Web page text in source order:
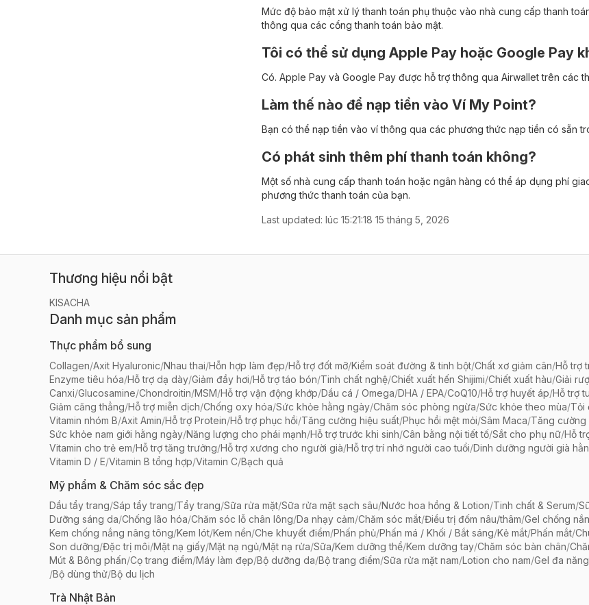
Mức độ bảo mật xử lý thanh toán phụ thuộc vào nhà cung cấp thanh
thông qua các cổng thanh toán bảo mật.
Tôi có thể sử dụng Apple Pay hoặc Google Pay
Có. Apple Pay và Google Pay được hỗ trợ thông qua Airwallet trên các
Làm thế nào để nạp tiền vào Ví My Point?
Bạn có thể nạp tiền vào ví thông qua các phương thức nạp tiền có sẵn
Có phát sinh thêm phí thanh toán không?
Một số nhà cung cấp thanh toán hoặc ngân hàng có thể áp dụng phí
phương thức thanh toán của bạn.
Last updated: lúc 15:21:18 15 tháng 5, 2026
Thương hiệu nổi bật
KISACHA
Danh mục sản phẩm
Thực phẩm bổ sung
Collagen/Axit Hyaluronic/Nhau thai/Hỗn hợp làm đẹp/Hỗ trợ đốt mỡ/Kiểm soát đường & tinh bột/Chất xơ giảm cân/Hỗ trợ
Enzyme tiêu hóa/Hỗ trợ dạ dày/Giảm đầy hơi/Hỗ trợ táo bón/Tinh chất nghệ/Chiết xuất hến Shijimi/Chiết xuất hàu/Giải
Canxi/Glucosamine/Chondroitin/MSM/Hỗ trợ vận động khớp/Dầu cá / Omega/DHA / EPA/CoQ10/Hỗ trợ huyết áp/Hỗ trợ
Giảm căng thẳng/Hỗ trợ miễn dịch/Chống oxy hóa/Sức khỏe hằng ngày/Chăm sóc phòng ngừa/Sức khỏe theo mùa/Tỏi
Vitamin nhóm B/Axit Amin/Hỗ trợ Protein/Hỗ trợ phục hồi/Tăng cường hiệu suất/Phục hồi mệt mỏi/Sâm Maca/Tăng cường
Sức khỏe nam giới hằng ngày/Năng lượng cho phái mạnh/Hỗ trợ trước khi sinh/Cân bằng nội tiết tố/Sắt cho phụ nữ/Hỗ
Vitamin cho trẻ em/Hỗ trợ tăng trưởng/Hỗ trợ xương cho người già/Hỗ trợ trí nhớ người cao tuổi/Dinh dưỡng người già
Vitamin D / E/Vitamin B tổng hợp/Vitamin C/Bạch quả
Mỹ phẩm & Chăm sóc sắc đẹp
Dầu tẩy trang/Sáp tẩy trang/Tẩy trang/Sữa rửa mặt/Sữa rửa mặt sạch sâu/Nước hoa hồng & Lotion/Tinh chất & Serum/
Dưỡng sáng da/Chống lão hóa/Chăm sóc lỗ chân lông/Da nhạy cảm/Chăm sóc mắt/Điều trị đốm nâu/thâm/Gel chống
Kem chống nắng nâng tông/Kem lót/Kem nền/Che khuyết điểm/Phấn phủ/Phấn má / Khối / Bắt sáng/Kẻ mắt/Phấn mắt/
Son dưỡng/Đặc trị môi/Mặt nạ giấy/Mặt nạ ngủ/Mặt nạ rửa/Sữa/Kem dưỡng thể/Kem dưỡng tay/Chăm sóc bàn chân/
Mút & Bông phấn/Cọ trang điểm/Máy làm đẹp/Bộ dưỡng da/Bộ trang điểm/Sữa rửa mặt nam/Lotion cho nam/Gel đa
/Bộ dùng thử/Bộ du lịch
Trà Nhật Bản